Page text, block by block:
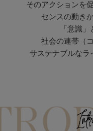
そのアクションを
センスの動き
「意識
社会の連帯（
サステナブルなラ